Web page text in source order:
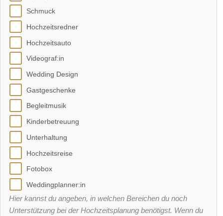
Schmuck
Hochzeitsredner
Hochzeitsauto
Videograf:in
Wedding Design
Gastgeschenke
Begleitmusik
Kinderbetreuung
Unterhaltung
Hochzeitsreise
Fotobox
Weddingplanner:in
Hier kannst du angeben, in welchen Bereichen du noch
Unterstützung bei der Hochzeitsplanung benötigst. Wenn du